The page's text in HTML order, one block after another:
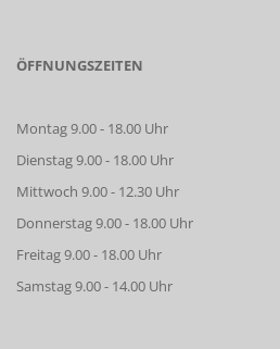
ÖFFNUNGSZEITEN
Montag 9.00 - 18.00 Uhr
Dienstag 9.00 - 18.00 Uhr
Mittwoch 9.00 - 12.30 Uhr
Donnerstag 9.00 - 18.00 Uhr
Freitag 9.00 - 18.00 Uhr
Samstag 9.00 - 14.00 Uhr